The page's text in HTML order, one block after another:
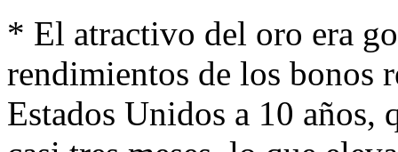
* El atractivo del oro era
rendimientos de los bonos
Estados Unidos a 10 años,